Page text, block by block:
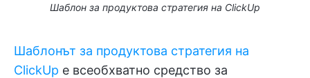
Шаблон за продуктова стратегия на ClickUp
Шаблонът за продуктова стратегия на
ClickUp е всеобхватно средство за